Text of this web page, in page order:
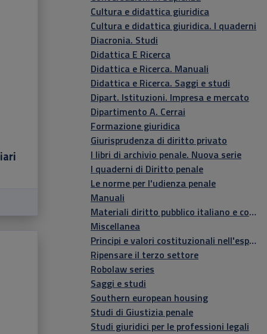
Cultura e didattica giuridica
Cultura e didattica giuridica. I quaderni
Diacronia. Studi
Didattica E Ricerca
Didattica e Ricerca. Manuali
Didattica e Ricerca. Saggi e studi
Dipart. Istituzioni. Impresa e mercato
Dipartimento A. Cerrai
Formazione giuridica
Giurisprudenza di diritto privato
I libri di archivio penale. Nuova serie
I quaderni di Diritto penale
Le norme per l'udienza penale
Manuali
Materiali diritto pubblico italiano e comparato
Miscellanea
Principi e valori costituzionali nell'esperienza italiana e brasiliana
Ripensare il terzo settore
Robolaw series
Saggi e studi
Southern european housing
Studi di Giustizia penale
Studi giuridici per le professioni legali